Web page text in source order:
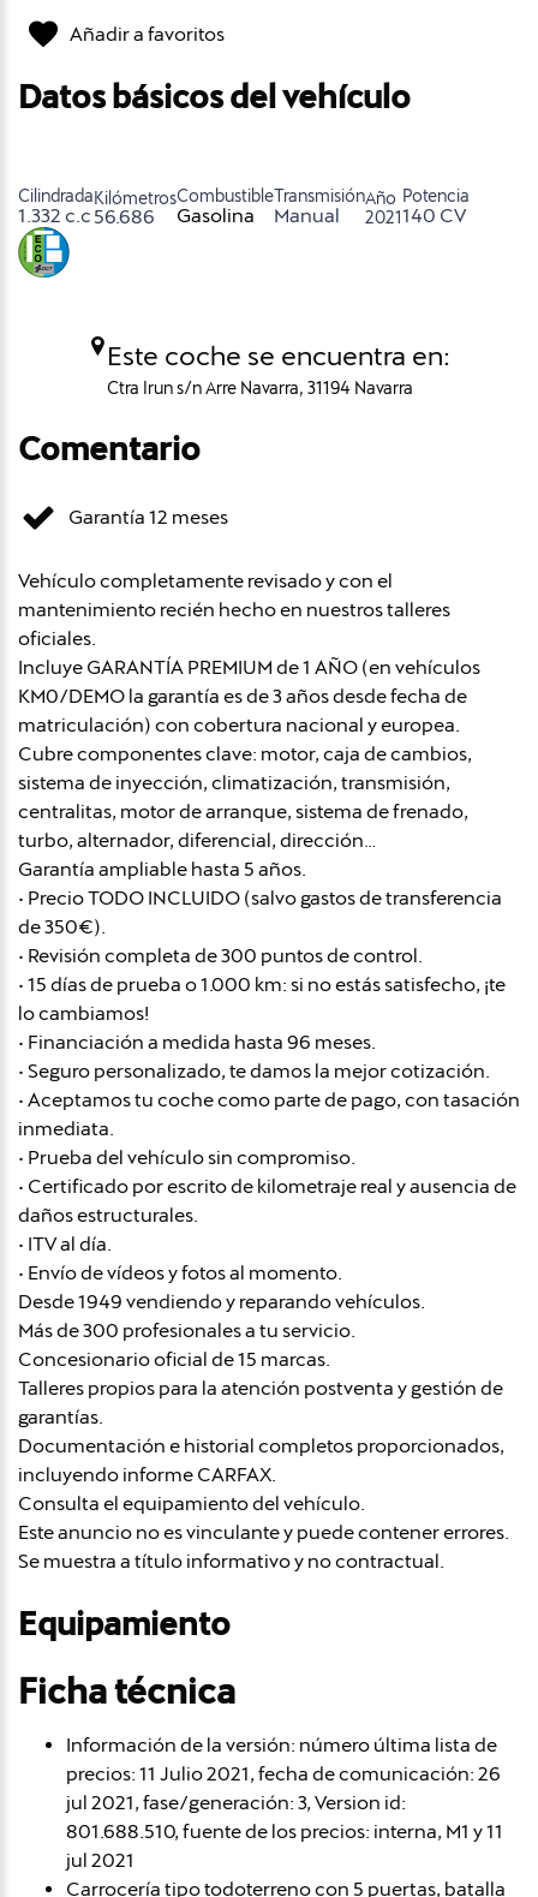
Añadir a favoritos
Datos básicos del vehículo
Cilindrada
1.332 c.c
Kilómetros
56.686
Combustible
Gasolina
Transmisión
Manual
Año
2021
Potencia
140 CV
Este coche se encuentra en:
Ctra Irun s/n Arre Navarra, 31194 Navarra
Comentario
Garantía 12 meses
Vehículo completamente revisado y con el
mantenimiento recién hecho en nuestros talleres
oficiales.
Incluye GARANTÍA PREMIUM de 1 AÑO (en vehículos
KM0/DEMO la garantía es de 3 años desde fecha de
matriculación) con cobertura nacional y europea.
Cubre componentes clave: motor, caja de cambios,
sistema de inyección, climatización, transmisión,
centralitas, motor de arranque, sistema de frenado,
turbo, alternador, diferencial, dirección…
Garantía ampliable hasta 5 años.
• Precio TODO INCLUIDO (salvo gastos de transferencia
de 350€).
• Revisión completa de 300 puntos de control.
• 15 días de prueba o 1.000 km: si no estás satisfecho, ¡te
lo cambiamos!
• Financiación a medida hasta 96 meses.
• Seguro personalizado, te damos la mejor cotización.
• Aceptamos tu coche como parte de pago, con tasación
inmediata.
• Prueba del vehículo sin compromiso.
• Certificado por escrito de kilometraje real y ausencia de
daños estructurales.
• ITV al día.
• Envío de vídeos y fotos al momento.
Desde 1949 vendiendo y reparando vehículos.
Más de 300 profesionales a tu servicio.
Concesionario oficial de 15 marcas.
Talleres propios para la atención postventa y gestión de
garantías.
Documentación e historial completos proporcionados,
incluyendo informe CARFAX.
Consulta el equipamiento del vehículo.
Este anuncio no es vinculante y puede contener errores.
Se muestra a título informativo y no contractual.
Equipamiento
Ficha técnica
Información de la versión: número última lista de
precios: 11 Julio 2021, fecha de comunicación: 26
jul 2021, fase/generación: 3, Version id:
801.688.510, fuente de los precios: interna, M1 y 11
jul 2021
Carrocería tipo todoterreno con 5 puertas, batalla